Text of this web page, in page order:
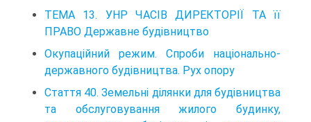
ТЕМА 13. УНР ЧАСІВ ДИРЕКТОРІЇ ТА її
ПРАВО Державне будівництво
Окупаційний режим. Спроби національно-
державного будівництва. Рух опору
Стаття 40. Земельні ділянки для будівництва
та обслуговування жилого будинку,